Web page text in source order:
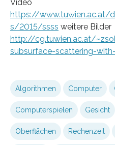
Video
https://
s/2015/ssss weitere Bilder
http://cg.tuwien.ac.at/
subsurface-scattering-
Algorithmen Computer
Computerspielen Gesicht
Oberflächen Rechenzeit